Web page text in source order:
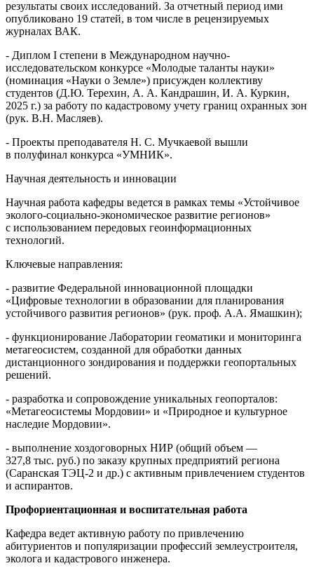
результаты своих исследований. За отчетный период ими
опубликовано 19 статей, в том числе в рецензируемых
журналах ВАК.
- Диплом I степени в Международном научно-
исследовательском конкурсе «Молодые таланты науки»
(номинация «Науки о Земле») присужден коллективу
студентов (Д.Ю. Терехин, А. А. Кандрашин, И. А. Куркин,
2025 г.) за работу по кадастровому учету границ охранных зон
(рук. В.Н. Масляев).
- Проекты преподавателя Н. С. Мучкаевой вышли
в полуфинал конкурса «УМНИК».
Научная деятельность и инновации
Научная работа кафедры ведется в рамках темы «Устойчивое
эколого-социально-экономическое развитие регионов»
с использованием передовых геоинформационных
технологий.
Ключевые направления:
- развитие Федеральной инновационной площадки
«Цифровые технологии в образовании для планирования
устойчивого развития регионов» (рук. проф. А.А. Ямашкин);
- функционирование Лаборатории геоматики и мониторинга
метагеосистем, созданной для обработки данных
дистанционного зондирования и поддержки геопортальных
решений.
- разработка и сопровождение уникальных геопорталов:
«Метагеосистемы Мордовии» и «Природное и культурное
наследие Мордовии».
- выполнение хоздоговорных НИР (общий объем —
327,8 тыс. руб.) по заказу крупных предприятий региона
(Саранская ТЭЦ-2 и др.) с активным привлечением студентов
и аспирантов.
Профориентационная и воспитательная работа
Кафедра ведет активную работу по привлечению
абитуриентов и популяризации профессий землеустроителя,
эколога и кадастрового инженера.